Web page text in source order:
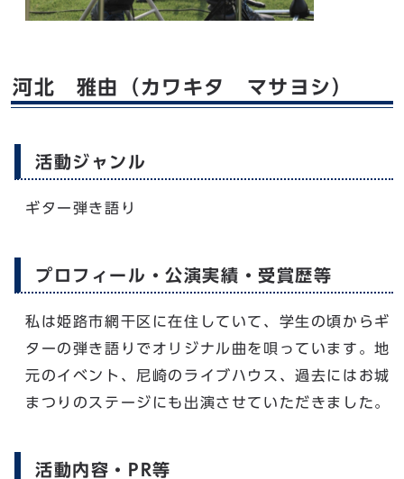
河北 雅由（カワキタ マサヨシ）
活動ジャンル
ギター弾き語り
プロフィール・公演実績・受賞歴等
私は姫路市網干区に在住していて、学生の頃からギ
ターの弾き語りでオリジナル曲を唄っています。地
元のイベント、尼崎のライブハウス、過去にはお城
まつりのステージにも出演させていただきました。
活動内容・PR等